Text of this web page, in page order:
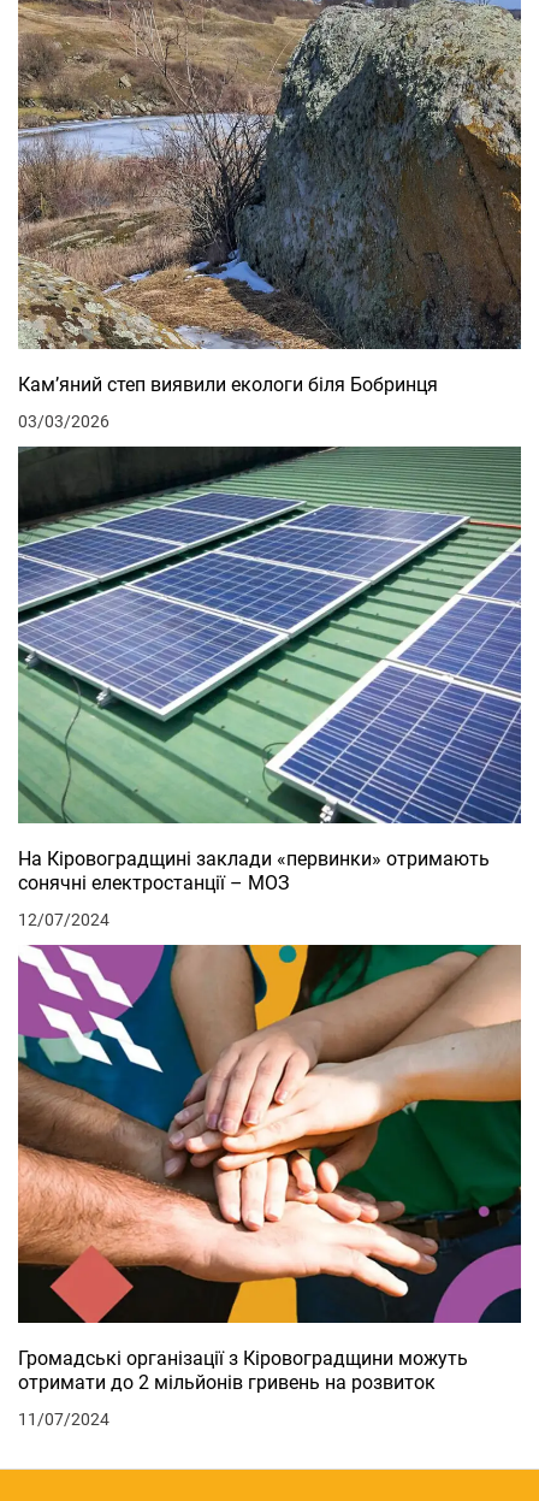
Кам’яний степ виявили екологи біля Бобринця
03/03/2026
На Кіровоградщині заклади «первинки» отримають
сонячні електростанції – МОЗ
12/07/2024
Громадські організації з Кіровоградщини можуть
отримати до 2 мільйонів гривень на розвиток
11/07/2024